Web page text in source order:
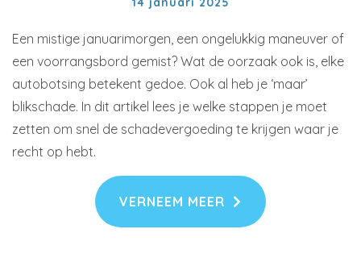
Een mistige januarimorgen, een ongelukkig maneuver of
een voorrangsbord gemist? Wat de oorzaak ook is, elke
autobotsing betekent gedoe. Ook al heb je ‘maar’
blikschade. In dit artikel lees je welke stappen je moet
zetten om snel de schadevergoeding te krijgen waar je
recht op hebt.
VERNEEM MEER